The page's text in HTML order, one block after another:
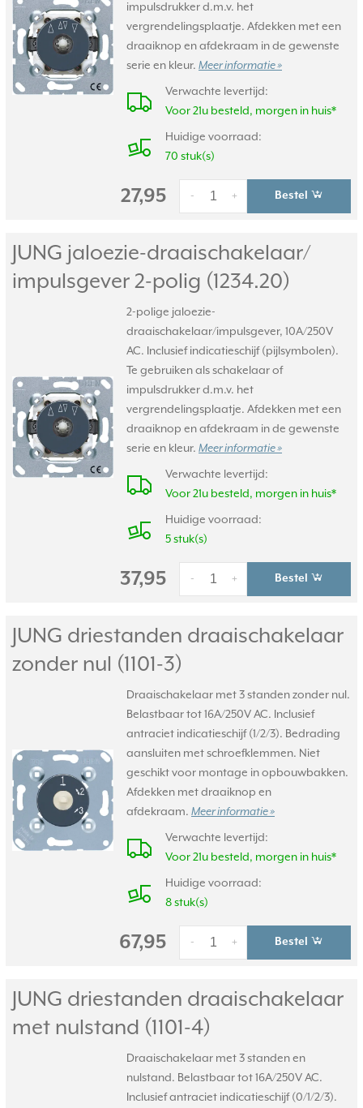
impulsdrukker d.m.v. het
vergrendelingsplaatje. Afdekken met een
draaiknop en afdekraam in de gewenste
serie en kleur. Meer informatie »
Verwachte levertijd:
Voor 21u besteld, morgen in huis*
Huidige voorraad:
70 stuk(s)
27,95 +
- Bestel
JUNG jaloezie-draaischakelaar/
impulsgever 2-polig (1234.20)
2-polige jaloezie-
draaischakelaar/impulsgever, 10A/250V
AC. Inclusief indicatieschijf (pijlsymbolen).
Te gebruiken als schakelaar of
impulsdrukker d.m.v. het
vergrendelingsplaatje. Afdekken met een
draaiknop en afdekraam in de gewenste
serie en kleur. Meer informatie »
Verwachte levertijd:
Voor 21u besteld, morgen in huis*
Huidige voorraad:
5 stuk(s)
37,95 +
- Bestel
JUNG driestanden draaischakelaar
zonder nul (1101-3)
Draaischakelaar met 3 standen zonder nul.
Belastbaar tot 16A/250V AC. Inclusief
antraciet indicatieschijf (1/2/3). Bedrading
aansluiten met schroefklemmen. Niet
geschikt voor montage in opbouwbakken.
Afdekken met draaiknop en
afdekraam. Meer informatie »
Verwachte levertijd:
Voor 21u besteld, morgen in huis*
Huidige voorraad:
8 stuk(s)
67,95 +
- Bestel
JUNG driestanden draaischakelaar
met nulstand (1101-4)
Draaischakelaar met 3 standen en
nulstand. Belastbaar tot 16A/250V AC.
Inclusief antraciet indicatieschijf (0/1/2/3).